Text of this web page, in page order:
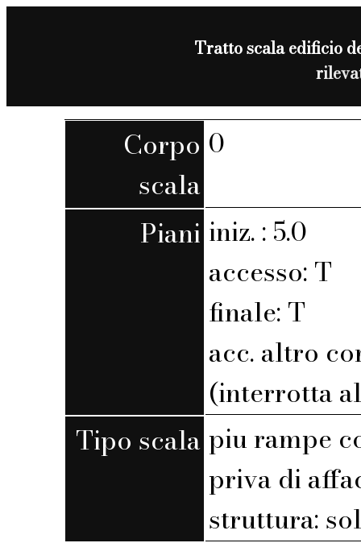
Tratto scala edificio
Corpo
scala
0
Piani iniz. : 5.0
accesso: T
finale: T
acc. altro
(interrotta
Tipo scala piu rampe
priva di
struttura: